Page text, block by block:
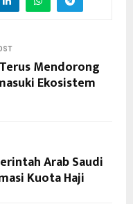
Mendorong
Ekosistem
Arab Saudi
Kuota Haji